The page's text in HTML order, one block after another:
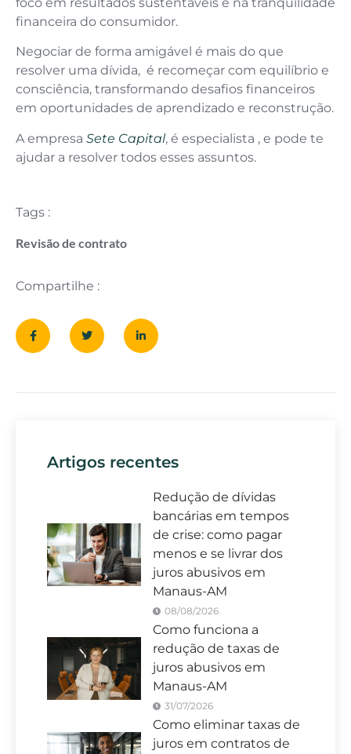
financeira do consumidor.
Negociar de forma amigável é mais do que
resolver uma dívida, é recomeçar com equilíbrio e
consciência, transformando desafios financeiros
em oportunidades de aprendizado e reconstrução.
A empresa Sete Capital, é especialista , e pode te
ajudar a resolver todos esses assuntos.
Tags :
Revisão de contrato
Compartilhe :
Artigos recentes
Redução de dívidas
bancárias em tempos
de crise: como pagar
menos e se livrar dos
juros abusivos em
Manaus-AM
08/08/2026
Como funciona a
redução de taxas de
juros abusivos em
Manaus-AM
31/07/2026
Como eliminar taxas de
juros em contratos de